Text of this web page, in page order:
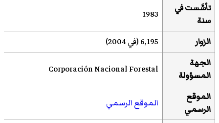
تأسَّست في
سنة
1983
الزوار
6,195 (في 2004)
الجهة
المسؤولة
Corporación Nacional Forestal
الموقع
الرسمي
الموقع الرسمي